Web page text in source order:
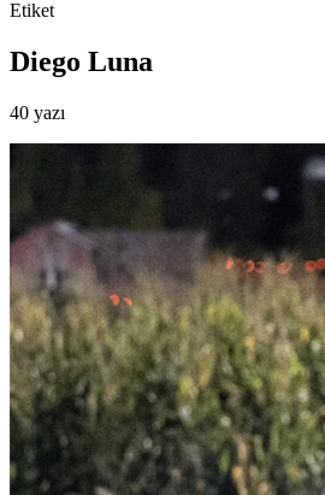
Etiket
Diego Luna
40 yazı